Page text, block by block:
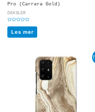
Pro (Carrara Gold)
DEKSLER
Vurdert
av
5
Les mer